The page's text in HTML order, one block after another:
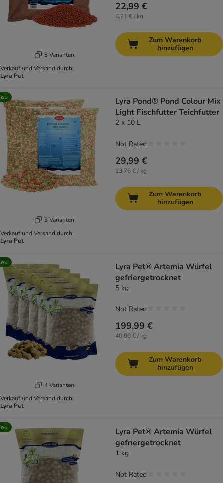
3 Varianten
Verkauf und Versand durch:
Lyra Pet
22,99 €
6,21 € / kg
Zum Warenkorb
hinzufügen
3 Varianten
Verkauf und Versand durch:
Lyra Pet
Lyra Pond® Pond Colour Mix
Light Fischfutter Teichfutter
2 x 10 L
29,99 €
13,76 € / kg
Not Rated
Zum Warenkorb
hinzufügen
4 Varianten
Verkauf und Versand durch:
Lyra Pet
Lyra Pet® Artemia Würfel
gefriergetrocknet
5 kg
199,99 €
40,00 € / kg
Not Rated
Zum Warenkorb
hinzufügen
Lyra Pet® Artemia Würfel
gefriergetrocknet
1 kg
Not Rated